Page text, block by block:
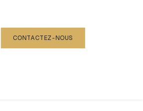
CONTACTEZ-NOUS